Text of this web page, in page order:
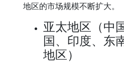
地区的市场规模不断扩大。
亚太地区（中
国、印度、东
地区）